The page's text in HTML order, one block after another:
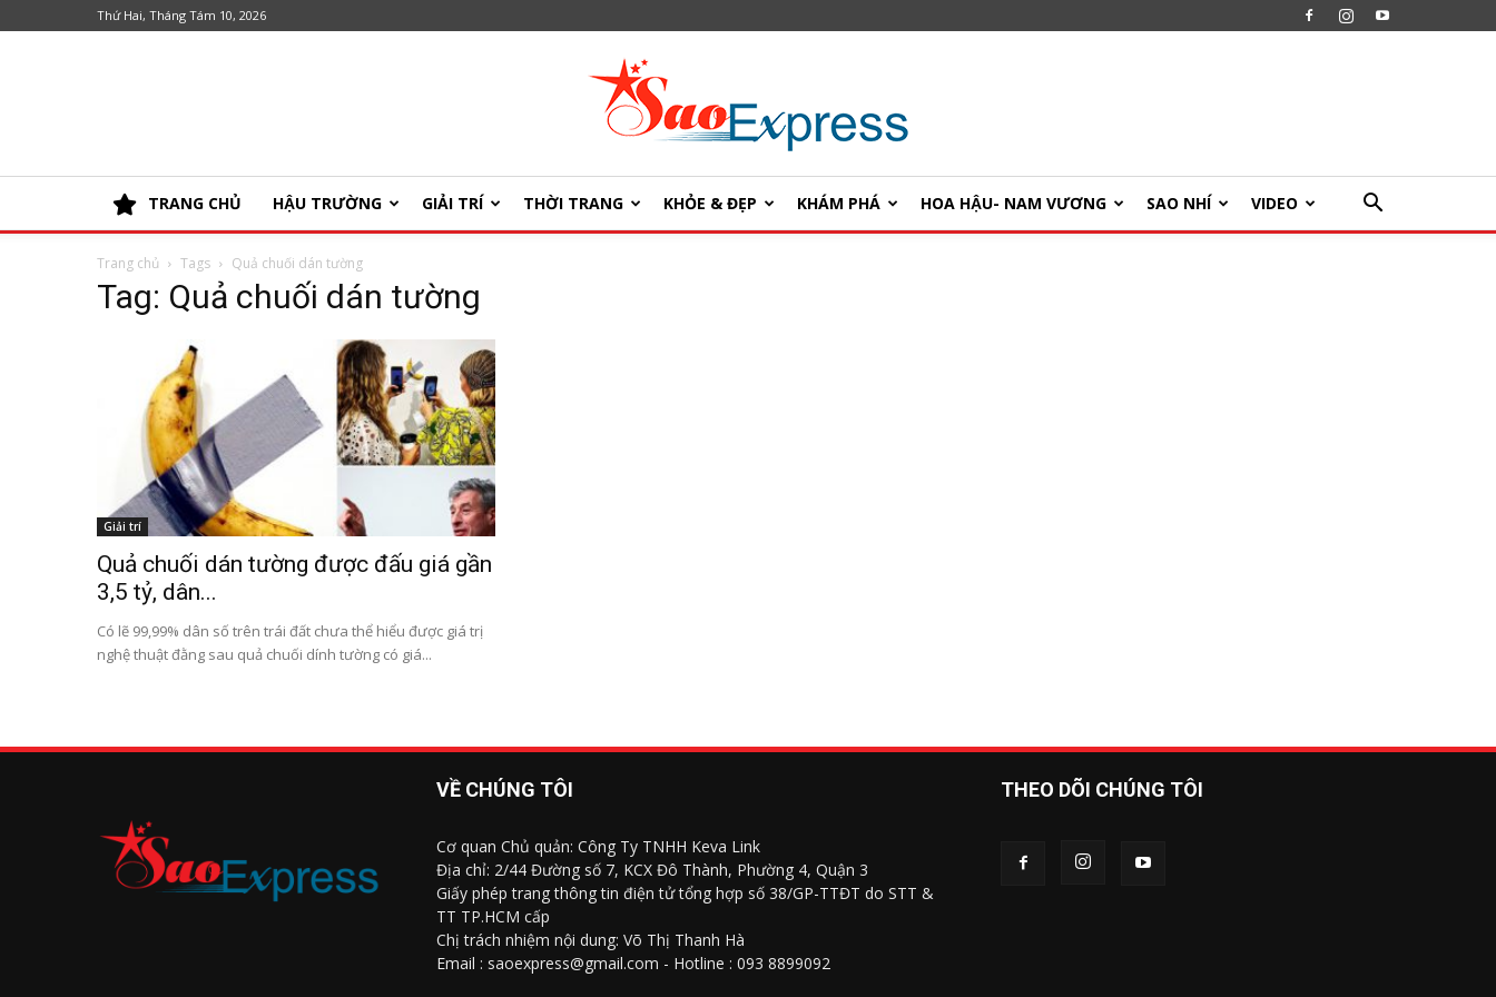
Thứ Hai, Tháng Tám 10, 2026
SaoExpress
TRANG CHỦ HẬU TRƯỜNG GIẢI TRÍ THỜI TRANG KHỎE & ĐẸP KHÁM PHÁ HOA HẬU- NAM VƯƠNG SAO NHÍ VIDEO
Trang chủ Tags Quả chuối dán tường
Tag: Quả chuối dán tường
Giải trí
Quả chuối dán tường được đấu giá gần
3,5 tỷ, dân...
Có lẽ 99,99% dân số trên trái đất chưa thể hiểu được giá trị
nghệ thuật đằng sau quả chuối dính tường có giá...
VỀ CHÚNG TÔI
Cơ quan Chủ quản: Công Ty TNHH Keva Link
Địa chỉ: 2/44 Đường số 7, KCX Đô Thành, Phường 4, Quận 3
Giấy phép trang thông tin điện tử tổng hợp số 38/GP-TTĐT do STT &
TT TP.HCM cấp
Chị trách nhiệm nội dung: Võ Thị Thanh Hà
Email : saoexpress@gmail.com - Hotline : 093 8899092
THEO DÕI CHÚNG TÔI